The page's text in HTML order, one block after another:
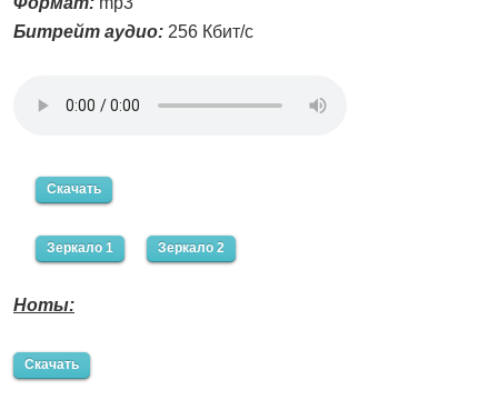
Битрейт аудио: 256 Кбит/с
Скачать
Зеркало 1 Зеркало 2
Ноты:
Скачать